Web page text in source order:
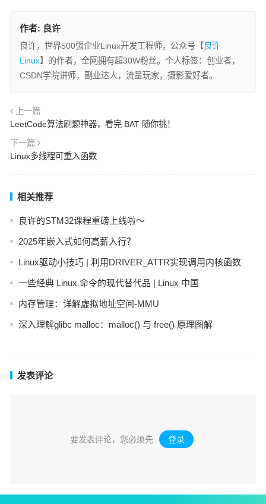
作者: 良许
良许，世界500强企业Linux开发工程师，公众号【 良许
Linux】的作者，全网拥有超30W粉丝。个人标签：创业者，
CSDN学院讲师，副业达人，流量玩家，摄影爱好者。
上一篇
LeetCode算法刷题神器，看完 BAT 随你挑！
下一篇
Linux多线程可重入函数
相关推荐
良许的STM32课程重磅上线啦～
2025年嵌入式如何高薪入行？
Linux驱动小技巧 | 利用DRIVER_ATTR实现调用内核函数
一些经典 Linux 命令的现代替代品 | Linux 中国
内存管理：详解虚拟地址空间-MMU
深入理解glibc malloc：malloc() 与 free() 原理图解
发表评论
要发表评论，您必须先 登录 。